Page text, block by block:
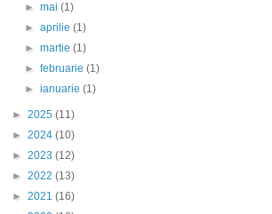
►mai(1)
►aprilie(1)
►martie(1)
►februarie(1)
►ianuarie(1)
► 2025 (11)
► 2024 (10)
► 2023 (12)
► 2022 (13)
► 2021 (16)